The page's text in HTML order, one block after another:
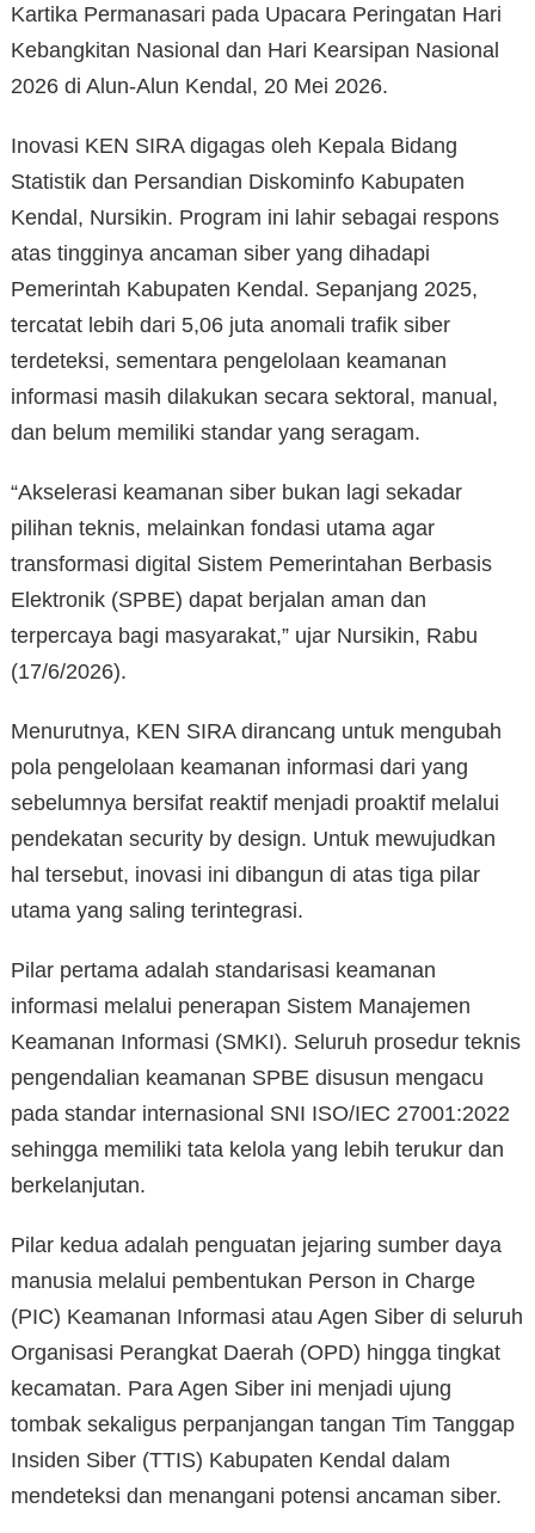
Kartika Permanasari pada Upacara Peringatan Hari
Kebangkitan Nasional dan Hari Kearsipan Nasional
2026 di Alun-Alun Kendal, 20 Mei 2026.
Inovasi KEN SIRA digagas oleh Kepala Bidang
Statistik dan Persandian Diskominfo Kabupaten
Kendal, Nursikin. Program ini lahir sebagai respons
atas tingginya ancaman siber yang dihadapi
Pemerintah Kabupaten Kendal. Sepanjang 2025,
tercatat lebih dari 5,06 juta anomali trafik siber
terdeteksi, sementara pengelolaan keamanan
informasi masih dilakukan secara sektoral, manual,
dan belum memiliki standar yang seragam.
“Akselerasi keamanan siber bukan lagi sekadar
pilihan teknis, melainkan fondasi utama agar
transformasi digital Sistem Pemerintahan Berbasis
Elektronik (SPBE) dapat berjalan aman dan
terpercaya bagi masyarakat,” ujar Nursikin, Rabu
(17/6/2026).
Menurutnya, KEN SIRA dirancang untuk mengubah
pola pengelolaan keamanan informasi dari yang
sebelumnya bersifat reaktif menjadi proaktif melalui
pendekatan security by design. Untuk mewujudkan
hal tersebut, inovasi ini dibangun di atas tiga pilar
utama yang saling terintegrasi.
Pilar pertama adalah standarisasi keamanan
informasi melalui penerapan Sistem Manajemen
Keamanan Informasi (SMKI). Seluruh prosedur teknis
pengendalian keamanan SPBE disusun mengacu
pada standar internasional SNI ISO/IEC 27001:2022
sehingga memiliki tata kelola yang lebih terukur dan
berkelanjutan.
Pilar kedua adalah penguatan jejaring sumber daya
manusia melalui pembentukan Person in Charge
(PIC) Keamanan Informasi atau Agen Siber di seluruh
Organisasi Perangkat Daerah (OPD) hingga tingkat
kecamatan. Para Agen Siber ini menjadi ujung
tombak sekaligus perpanjangan tangan Tim Tanggap
Insiden Siber (TTIS) Kabupaten Kendal dalam
mendeteksi dan menangani potensi ancaman siber.